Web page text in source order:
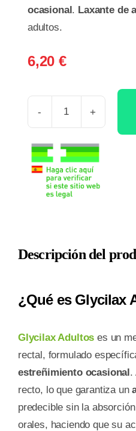
ocasional. Laxante de
adultos.
6,20 €
3,31
G
12
Descripción del
¿Qué es Glycilax
Glycilax Adultos es un
rectal, formulado
estreñimiento ocasional.
recto, lo que garantiza un
predecible sin la
orales, haciendo que su